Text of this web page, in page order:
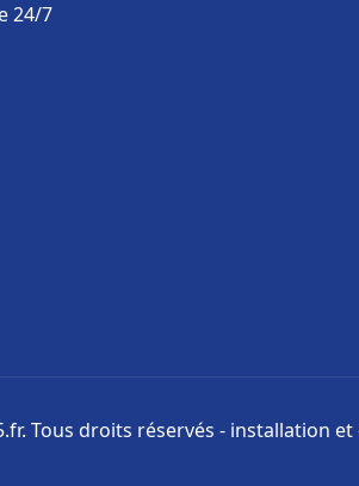
24/7
Tous droits réservés - installation